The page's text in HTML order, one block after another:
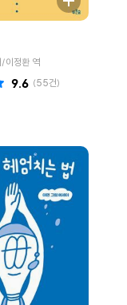
/이정환 역
(55건)
9.6